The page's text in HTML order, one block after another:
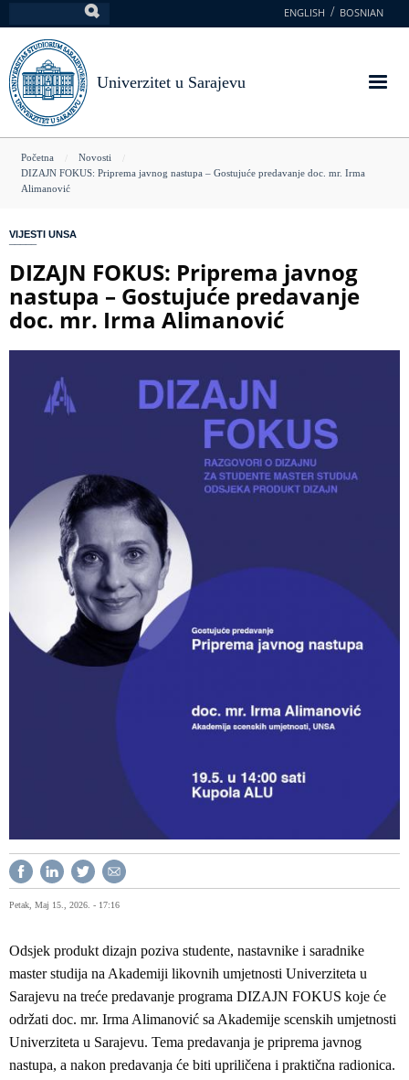
na
glavni
sadržaj
ENGLISH BOSNIAN
Univerzitet u Sarajevu
You
are
Početna
Novosti
DIZAJN FOKUS: Priprema javnog nastupa – Gostujuće predavanje doc. mr. Irma
Alimanović
VIJESTI UNSA
DIZAJN FOKUS: Priprema javnog
nastupa – Gostujuće predavanje
doc. mr. Irma Alimanović
Petak, Maj 15., 2026. - 17:16
Odsjek produkt dizajn poziva studente, nastavnike i saradnike
master studija na Akademiji likovnih umjetnosti Univerziteta u
Sarajevu na treće predavanje programa DIZAJN FOKUS koje će
održati doc. mr. Irma Alimanović sa Akademije scenskih umjetnosti
Univerziteta u Sarajevu. Tema predavanja je priprema javnog
nastupa, a nakon predavanja će biti upriličena i praktična radionica.